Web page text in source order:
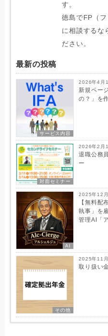
す。
徳島でFP（フ
に相談するな
ださい。
最新の投稿
サービス内容
2026年4月
新規ペー
の？」を
対面セミナー
2026年2月
退職公務
ー
AI
2025年12
【無料
執事」を
管理AI「
その他
2025年11
取り扱い